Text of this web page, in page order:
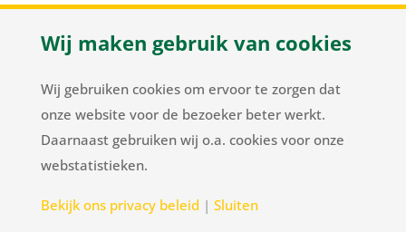
Anmelden
Eintrags-Feed
WordPress.org
23 548 34 00/ flowerbulbs@pnelis.nl
Wij maken gebruik van cookies
Wij gebruiken cookies om ervoor te zorgen dat
onze website voor de bezoeker beter werkt.
Daarnaast gebruiken wij o.a. cookies voor onze
webstatistieken.
Bekijk ons privacy beleid | Sluiten